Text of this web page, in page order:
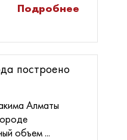
Подробнее
построено
Алматы
объем ...